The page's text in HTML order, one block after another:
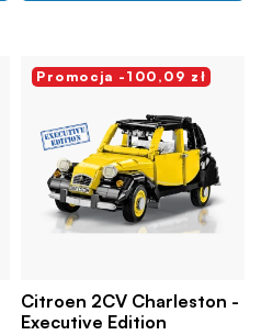
Promocja -100,09 zł
Citroen 2CV Charleston -
Executive Edition